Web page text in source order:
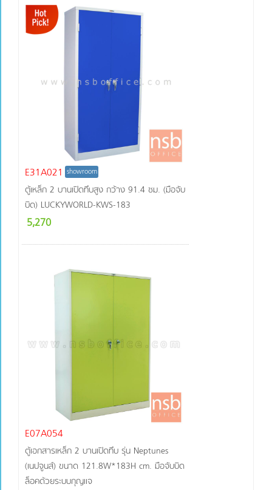
E31A021 showroom
ตู้เหล็ก 2 บานเปิดทึบสูง กว้าง 91.4 ซม. (มือจับ
บิด) LUCKYWORLD-KWS-183
5,270
E07A054
ตู้เอกสารเหล็ก 2 บานเปิดทึบ รุ่น Neptunes
(เนปจูนส์) ขนาด 121.8W*183H cm. มือจับบิด
ล็อคด้วยระบบกุญแจ